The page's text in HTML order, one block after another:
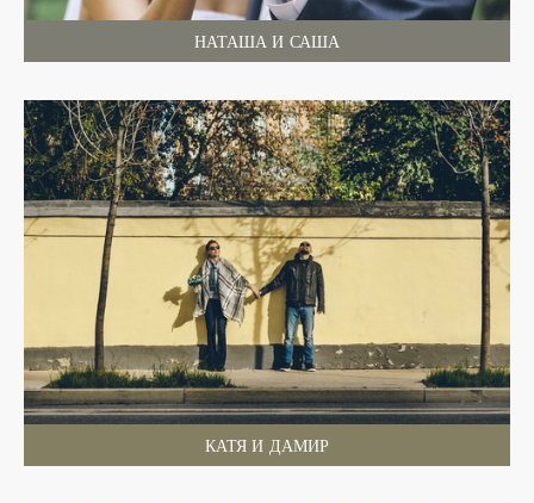
НАТАША И САША
КАТЯ И ДАМИР